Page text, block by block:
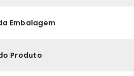
Embalagem
Produto